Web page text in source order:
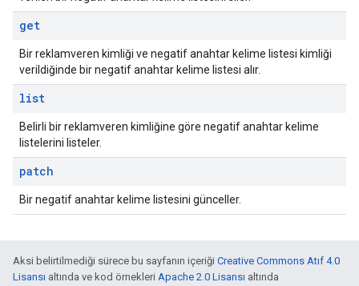
get
Bir reklamveren kimliği ve negatif anahtar kelime listesi kimliği
verildiğinde bir negatif anahtar kelime listesi alır.
list
Belirli bir reklamveren kimliğine göre negatif anahtar kelime
listelerini listeler.
patch
Bir negatif anahtar kelime listesini günceller.
Aksi belirtilmediği sürece bu sayfanın içeriği Creative Commons Atıf 4.0
Lisansı altında ve kod örnekleri Apache 2.0 Lisansı altında